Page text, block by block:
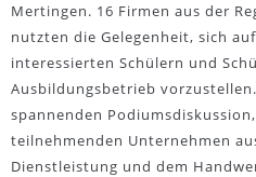
Mertingen. 16 Firmen aus der
nutzten die Gelegenheit, sich
interessierten Schülern und
Ausbildungsbetrieb
spannenden
teilnehmenden Unternehmen
Dienstleistung und dem